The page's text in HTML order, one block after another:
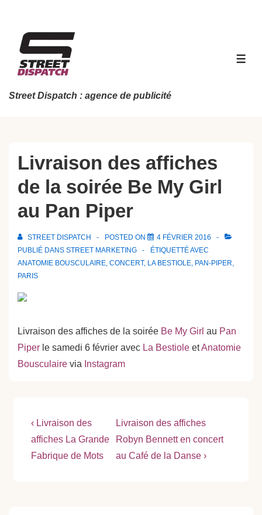
contenu
principal
Street Dispatch : agence de publicité
Livraison des affiches
de la soirée Be My Girl
au Pan Piper
STREET DISPATCH POSTED ON
4 FÉVRIER 2016
PUBLIÉ DANS STREET MARKETING
ÉTIQUETTÉ AVEC
ANATOMIE BOUSCULAIRE, CONCERT, LA BESTIOLE, PAN-PIPER,
PARIS
Livraison des affiches de la soirée Be My Girl au Pan
Piper le samedi 6 février avec La Bestiole etAnatomie
Bousculaire via Instagram
Navigation
de
l’article
Previous
Post
is
‹ Livraison des
affiches La Grande
Fabrique de Mots
Next
Post
is
Livraison des affiches
Robyn Bennett en concert
au Café de la Danse ›